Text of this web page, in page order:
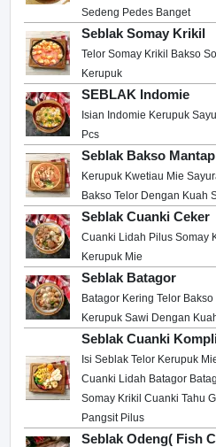
Sedeng Pedes Banget
Seblak Somay Krikil
Telor Somay Krikil Bakso
Kerupuk
SEBLAK Indomie
Isian Indomie Kerupuk
Pcs
Seblak Bakso Mantap
Kerupuk Kwetiau Mie
Bakso Telor Dengan Kuah
Seblak Cuanki Ceker
Cuanki Lidah Pilus Somay
Kerupuk Mie
Seblak Batagor
Batagor Kering Telor
Kerupuk Sawi Dengan
Seblak Cuanki
Isi Seblak Telor Kerupuk
Cuanki Lidah Batagor
Somay Krikil Cuanki Tahu
Pangsit Pilus
Seblak Odeng( Fish